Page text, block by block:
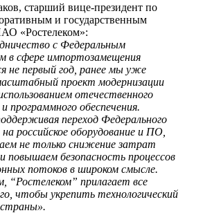
старший вице-президент по
и государственным
«Ростелеком»:
с Федеральным
в сфере импортозамещения
не первый год, ранее мы уже
проект модернизации
отечественного
программного обеспечения.
переход Федерального
российское оборудование и ПО,
не только снижение затрат
повышаем безопасность процессов
потоков в широком смысле.
“Ростелеком” прилагает все
чтобы укрепить технологический